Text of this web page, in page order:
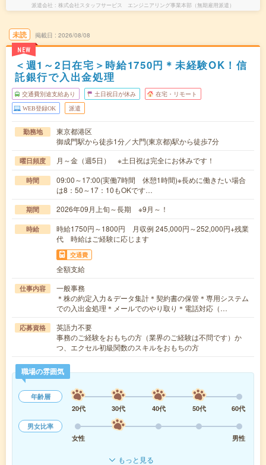
派遣会社 株式会社スタッフサービス エンジニアリング事業本部（無期雇用派遣）
未読
NEW
掲載日 2026/08/08
＜週1～2日在宅＞時給1750円＊未経験OK！信
託銀行で入出金処理
交通費別途支給あり 土日祝日が休み 在宅・リモート
WEB登録OK 派遣
勤務地
東京都港区
御成門駅から徒歩1分／大門(東京都)駅から徒歩7分
曜日頻度 月～金（週5日） ※土日祝は完全にお休みです！
時間
09:00～17:00(実働7時間 休憩1時間)※長めに働きたい場合
は8：50～17：10もOKです…
期間 2026年09月上旬～長期 ※9月～！
時給
時給1750円～1800円 月収例 245,000円～252,000円+残業
代 時給はご経験に応じます
交通費
全額支給
仕事内容
一般事務
＊株の約定入力＆データ集計＊契約書の保管＊専用システム
での入出金処理＊メールでのやり取り＊電話対応（…
応募資格
英語力不要
事務のご経験をおもちの方（業界のご経験は不問です）か
つ、エクセル初級関数のスキルをおもちの方
職場の雰囲気
年齢層
20代
30代 40代 50代
60代
男女比率
女性
男性
もっと見る